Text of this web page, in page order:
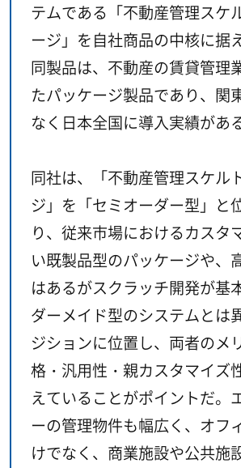
テムである「不動産管理スケ
ージ」を自社商品の中核に据
同製品は、不動産の賃貸管理
たパッケージ製品であり、関
なく日本全国に導入実績があ
同社は、「不動産管理スケル
ジ」を「セミオーダー型」と
り、従来市場におけるカスタ
い既製品型のパッケージや、
はあるがスクラッチ開発が基
ダーメイド型のシステムとは
ジションに位置し、両者のメ
格・汎用性・親カスタマイズ
えていることがポイントだ。
ーの管理物件も幅広く、オフ
けでなく、商業施設や公共施